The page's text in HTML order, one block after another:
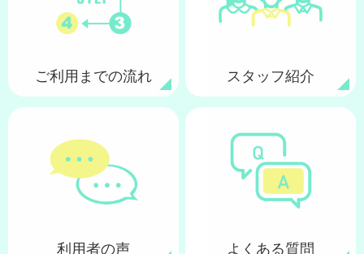
ご利用までの流れ スタッフ紹介
利用者の声 よくある質問